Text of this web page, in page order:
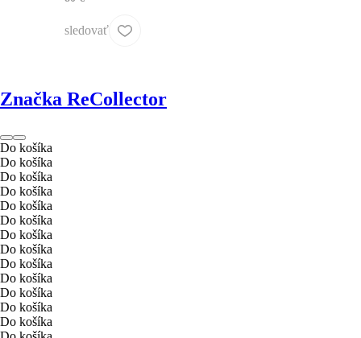
sledovať
Značka ReCollector
Do košíka
Do košíka
Do košíka
Do košíka
Do košíka
Do košíka
Do košíka
Do košíka
Do košíka
Do košíka
Do košíka
Do košíka
Do košíka